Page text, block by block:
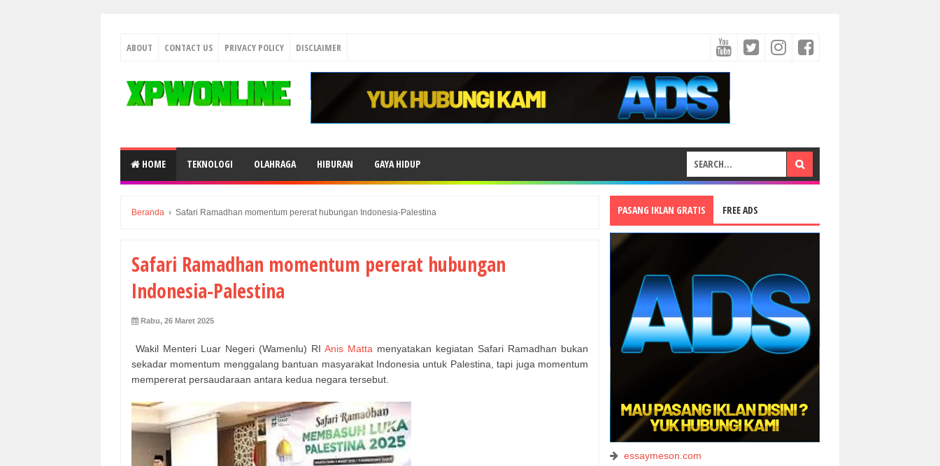
ABOUT CONTACT US PRIVACY POLICY DISCLAIMER
HOME TEKNOLOGI OLAHRAGA HIBURAN GAYA HIDUP
Beranda › Safari Ramadhan momentum pererat hubungan Indonesia-Palestina
Safari Ramadhan momentum pererat hubungan
Indonesia-Palestina
Rabu, 26 Maret 2025
Wakil Menteri Luar Negeri (Wamenlu) RI Anis Matta menyatakan kegiatan Safari Ramadhan bukan
sekadar momentum menggalang bantuan masyarakat Indonesia untuk Palestina, tapi juga momentum
mempererat persaudaraan antara kedua negara tersebut.
PASANG IKLAN GRATIS FREE ADS
essaymeson.com